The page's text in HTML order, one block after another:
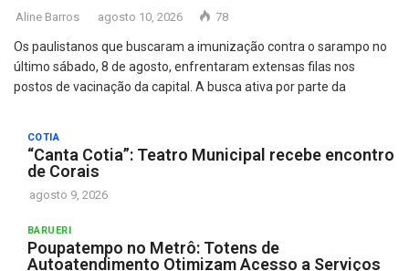
Aline Barros agosto 10, 2026 78
Os paulistanos que buscaram a imunização contra o sarampo no
último sábado, 8 de agosto, enfrentaram extensas filas nos
postos de vacinação da capital. A busca ativa por parte da
COTIA
“Canta Cotia”: Teatro Municipal recebe encontro
de Corais
agosto 9, 2026
BARUERI
Poupatempo no Metrô: Totens de
Autoatendimento Otimizam Acesso a Serviços